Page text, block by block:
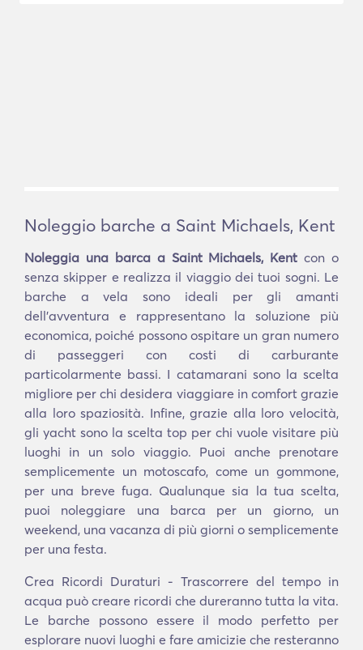
Noleggio barche a Saint Michaels, Kent
Noleggia una barca a Saint Michaels, Kent con o
senza skipper e realizza il viaggio dei tuoi sogni. Le
barche a vela sono ideali per gli amanti
dell'avventura e rappresentano la soluzione più
economica, poiché possono ospitare un gran numero
di passeggeri con costi di carburante
particolarmente bassi. I catamarani sono la scelta
migliore per chi desidera viaggiare in comfort grazie
alla loro spaziosità. Infine, grazie alla loro velocità,
gli yacht sono la scelta top per chi vuole visitare più
luoghi in un solo viaggio. Puoi anche prenotare
semplicemente un motoscafo, come un gommone,
per una breve fuga. Qualunque sia la tua scelta,
puoi noleggiare una barca per un giorno, un
weekend, una vacanza di più giorni o semplicemente
per una festa.
Crea Ricordi Duraturi - Trascorrere del tempo in
acqua può creare ricordi che dureranno tutta la vita.
Le barche possono essere il modo perfetto per
esplorare nuovi luoghi e fare amicizie che resteranno